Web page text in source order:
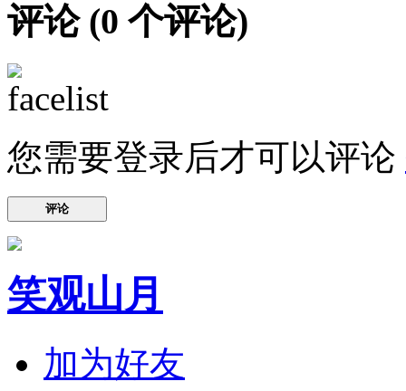
评论 (0 个评论)
您需要登录后才可以评论
评论
笑观山月
加为好友